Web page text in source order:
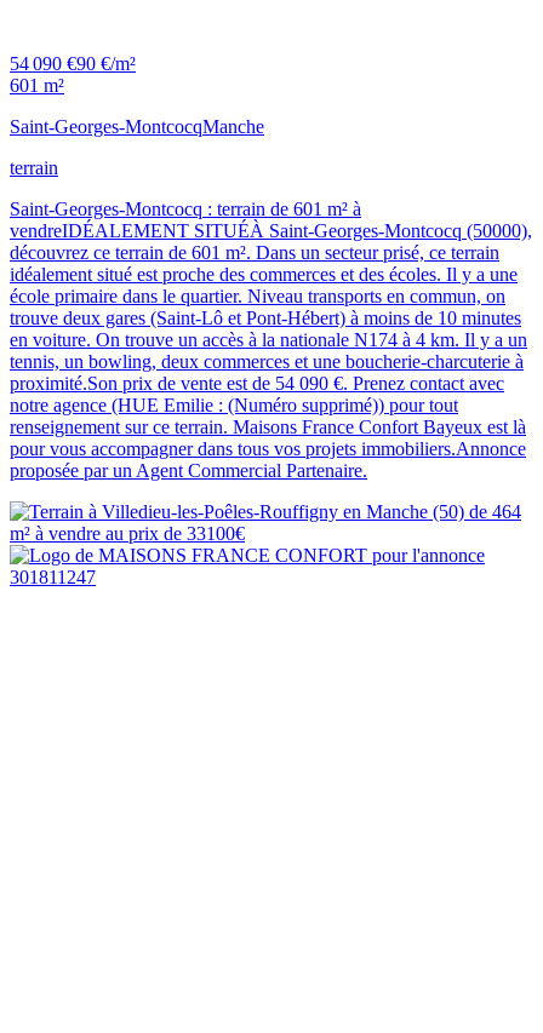
54 090 €90 €/m²
601 m²
Saint-Georges-MontcocqManche
terrain
Saint-Georges-Montcocq : terrain de 601 m² à
vendreIDÉALEMENT SITUÉÀ Saint-Georges-Montcocq (50000),
découvrez ce terrain de 601 m². Dans un secteur prisé, ce terrain
idéalement situé est proche des commerces et des écoles. Il y a une
école primaire dans le quartier. Niveau transports en commun, on
trouve deux gares (Saint-Lô et Pont-Hébert) à moins de 10 minutes
en voiture. On trouve un accès à la nationale N174 à 4 km. Il y a un
tennis, un bowling, deux commerces et une boucherie-charcuterie à
proximité.Son prix de vente est de 54 090 €. Prenez contact avec
notre agence (HUE Emilie : (Numéro supprimé)) pour tout
renseignement sur ce terrain. Maisons France Confort Bayeux est là
pour vous accompagner dans tous vos projets immobiliers.Annonce
proposée par un Agent Commercial Partenaire.